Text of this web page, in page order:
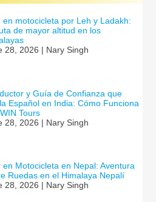
en motocicleta por Leh y Ladakh:
de mayor altitud en los
28, 2026 | Nary Singh
y Guía de Confianza que
Español en India: Cómo Funciona
Tours
28, 2026 | Nary Singh
en Motocicleta en Nepal: Aventura
Ruedas en el Himalaya Nepalí
28, 2026 | Nary Singh